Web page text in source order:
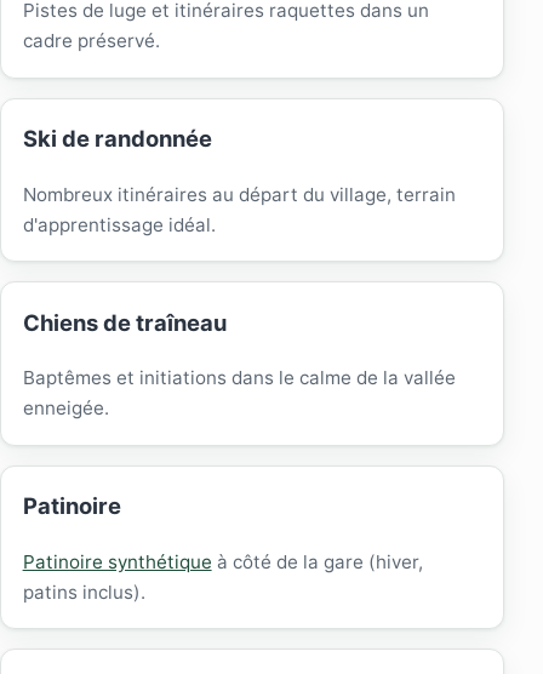
Pistes de luge et itinéraires raquettes dans un
cadre préservé.
Ski de randonnée
Nombreux itinéraires au départ du village, terrain
d'apprentissage idéal.
Chiens de traîneau
Baptêmes et initiations dans le calme de la vallée
enneigée.
Patinoire
Patinoire synthétique à côté de la gare (hiver,
patins inclus).